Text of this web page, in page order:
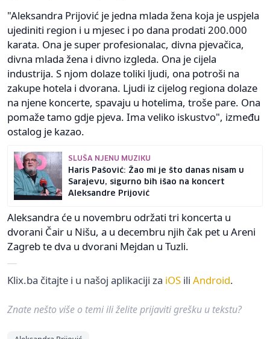
"Aleksandra Prijović je jedna mlada žena koja je uspjela
ujediniti region i u mjesec i po dana prodati 200.000
karata. Ona je super profesionalac, divna pjevačica,
divna mlada žena i divno izgleda. Ona je cijela
industrija. S njom dolaze toliki ljudi, ona potroši na
zakupe hotela i dvorana. Ljudi iz cijelog regiona dolaze
na njene koncerte, spavaju u hotelima, troše pare. Ona
pomaže tamo gdje pjeva. Ima veliko iskustvo", između
ostalog je kazao.
SLUŠA NJENU MUZIKU
Haris Pašović: Žao mi je što danas nisam u
Sarajevu, sigurno bih išao na koncert
Aleksandre Prijović
Aleksandra će u novembru održati tri koncerta u
dvorani Čair u Nišu, a u decembru njih čak pet u Areni
Zagreb te dva u dvorani Mejdan u Tuzli.
Klix.ba čitajte i u našoj aplikaciji za iOS ili Android.
Znate nešto više o temi ili želite prijaviti grešku u tekstu?